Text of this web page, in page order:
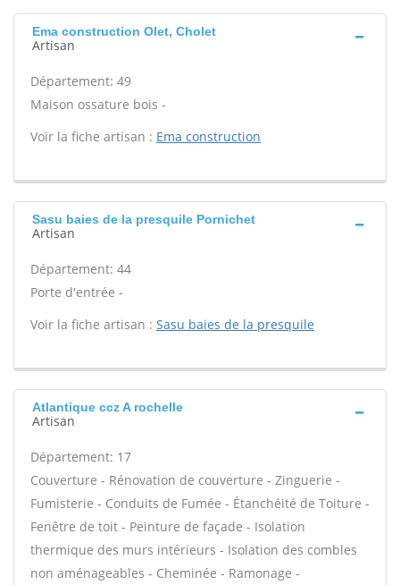
Ema construction Olet, Cholet
Artisan
Département: 49
Maison ossature bois -
Voir la fiche artisan : Ema construction
Sasu baies de la presquile Pornichet
Artisan
Département: 44
Porte d'entrée -
Voir la fiche artisan : Sasu baies de la presquile
Atlantique ccz A rochelle
Artisan
Département: 17
Couverture - Rénovation de couverture - Zinguerie -
Fumisterie - Conduits de Fumée - Étanchéité de Toiture -
Fenêtre de toit - Peinture de façade - Isolation
thermique des murs intérieurs - Isolation des combles
non aménageables - Cheminée - Ramonage -